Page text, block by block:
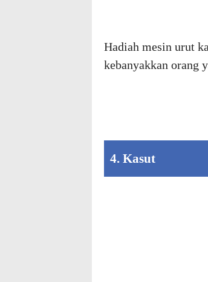
Hadiah mesin urut
kebanyakkan orang
4. Kasut